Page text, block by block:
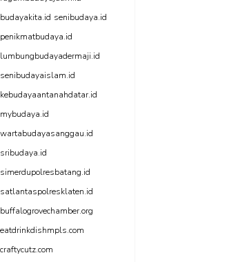
budayakita.id senibudaya.id
penikmatbudaya.id
lumbungbudayadermaji.id
senibudayaislam.id
kebudayaantanahdatar.id
mybudaya.id
wartabudayasanggau.id
sribudaya.id
simerdupolresbatang.id
satlantaspolresklaten.id
buffalogrovechamber.org
eatdrinkdishmpls.com
craftycutz.com